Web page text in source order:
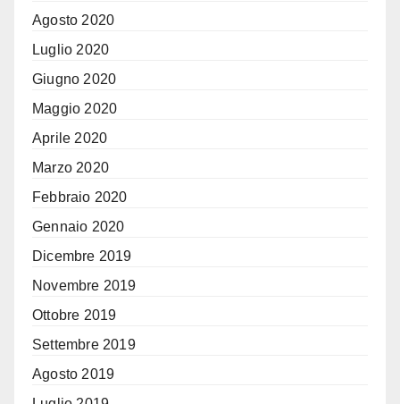
Agosto 2020
Luglio 2020
Giugno 2020
Maggio 2020
Aprile 2020
Marzo 2020
Febbraio 2020
Gennaio 2020
Dicembre 2019
Novembre 2019
Ottobre 2019
Settembre 2019
Agosto 2019